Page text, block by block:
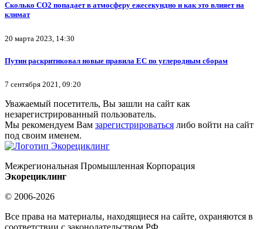
Сколько CO2 попадает в атмосферу ежесекундно и как это влияет на
климат
20 марта 2023, 14:30
Путин раскритиковал новые правила ЕС по углеродным сборам
7 сентября 2021, 09:20
Уважаемый посетитель, Вы зашли на сайт как
незарегистрированный пользователь.
Мы рекомендуем Вам зарегистрироваться либо войти на сайт
под своим именем.
Межрегиональная Промышленная Корпорация
Экорециклинг
© 2006-2026
Все права на материалы, находящиеся на сайте, охраняются в
соответствии с законодательством РФ.